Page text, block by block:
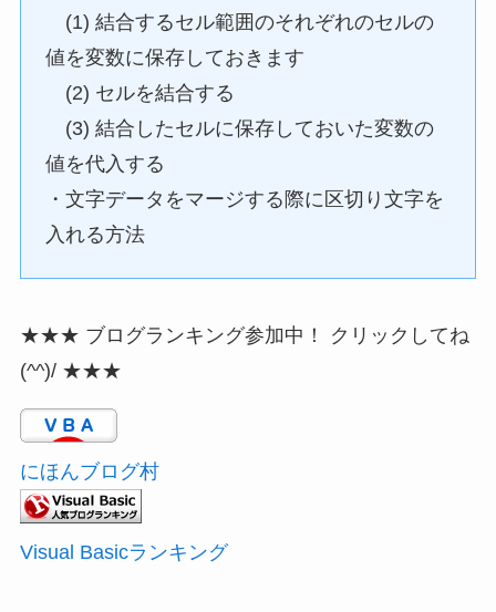
(1) 結合するセル範囲のそれぞれのセルの
値を変数に保存しておきます
(2) セルを結合する
(3) 結合したセルに保存しておいた変数の
値を代入する
・文字データをマージする際に区切り文字を
入れる方法
★★★ ブログランキング参加中！ クリックしてね
(^^)/ ★★★
にほんブログ村
Visual Basicランキング